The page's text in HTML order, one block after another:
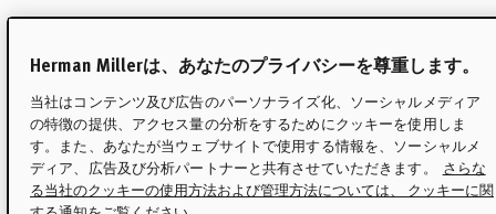
配送について
メンテナンス・ケア
Herman Millerは、あなたのプライバシーを尊重します。
当社はコンテンツ及び広告のパーソナライズ化、ソーシャルメディア
の特徴の提供、アクセス量の分析をするためにクッキーを使用しま
す。また、あなたが当ウェブサイトで使用する情報を、ソーシャルメ
ディア、広告及び分析パートナーと共有させていただきます。
さらな
る当社のクッキーの使用方法および管理方法については、 クッキーに関